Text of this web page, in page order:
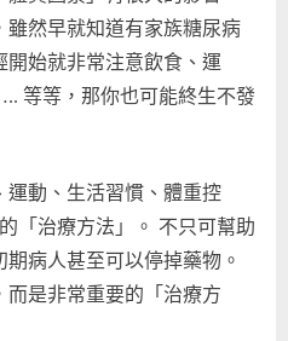
然早就知道有家族糖尿病
始就非常注意飲食、運
等等，那你也可能終生不發
運動、生活習慣、體重控
「治療方法」。 不只可幫助
病人甚至可以停掉藥物。
而是非常重要的「治療方